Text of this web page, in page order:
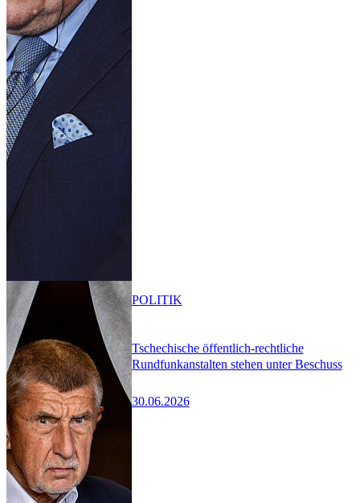
Tschechische öffentlich-rechtliche
Rundfunkanstalten stehen unter Beschuss
30.06.2026
POLITIK